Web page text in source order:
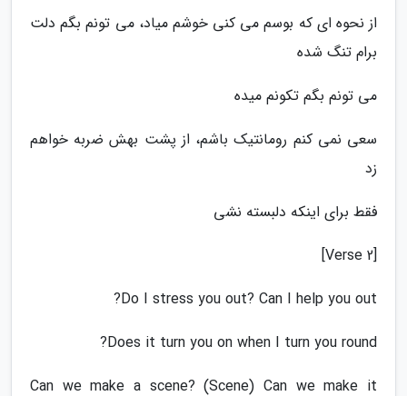
از نحوه ای که بوسم می کنی خوشم میاد، می تونم بگم دلت
برام تنگ شده
می تونم بگم تکونم میده
سعی نمی کنم رومانتیک باشم، از پشت بهش ضربه خواهم
زد
فقط برای اینکه دلبسته نشی
[Verse 2]
Do I stress you out? Can I help you out?
Does it turn you on when I turn you round?
Can we make a scene? (Scene) Can we make it